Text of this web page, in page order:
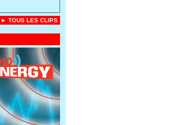
► TOUS LES CLIPS